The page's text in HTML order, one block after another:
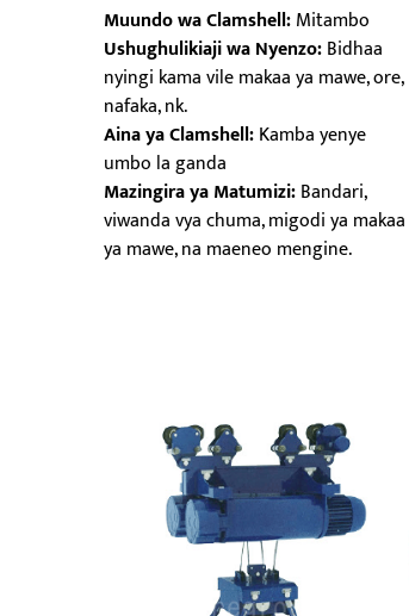
Muundo wa Clamshell:Mitambo
Ushughulikiaji wa Nyenzo:Bidhaa
nyingi kama vile makaa ya mawe, ore,
nafaka, nk.
Aina ya Clamshell:Kamba yenye
umbo la ganda
Mazingira ya Matumizi:Bandari,
viwanda vya chuma, migodi ya makaa
ya mawe, na maeneo mengine.